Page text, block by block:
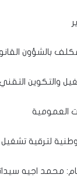
بالشؤون
والتكوين
العمومية
لترقية
محمد اجيه